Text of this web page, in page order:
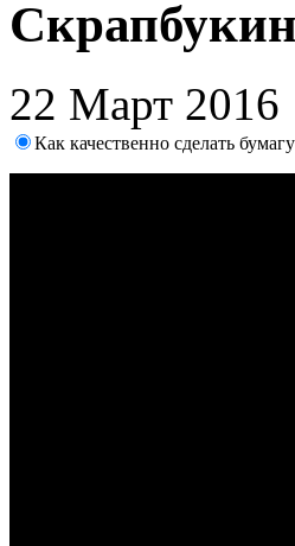
22 Март 2016
Как качественно сделать